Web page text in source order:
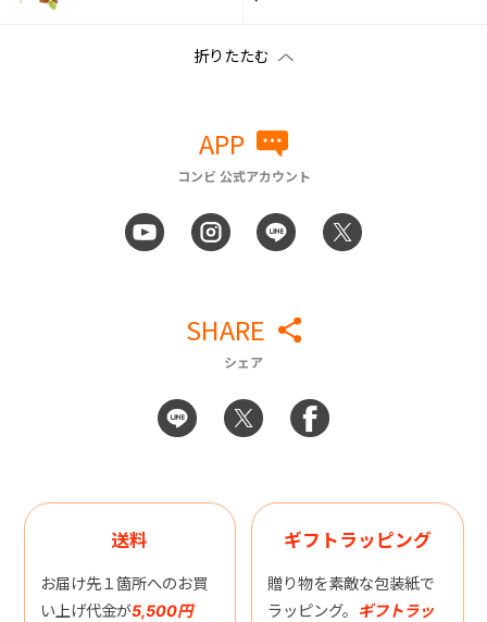
APP
コンビ 公式アカウント
SHARE
シェア
送料
お届け先１箇所へのお買
い上げ代金が5,500円
ギフトラッピング
贈り物を素敵な包装紙で
ラッピング。 ギフトラッ